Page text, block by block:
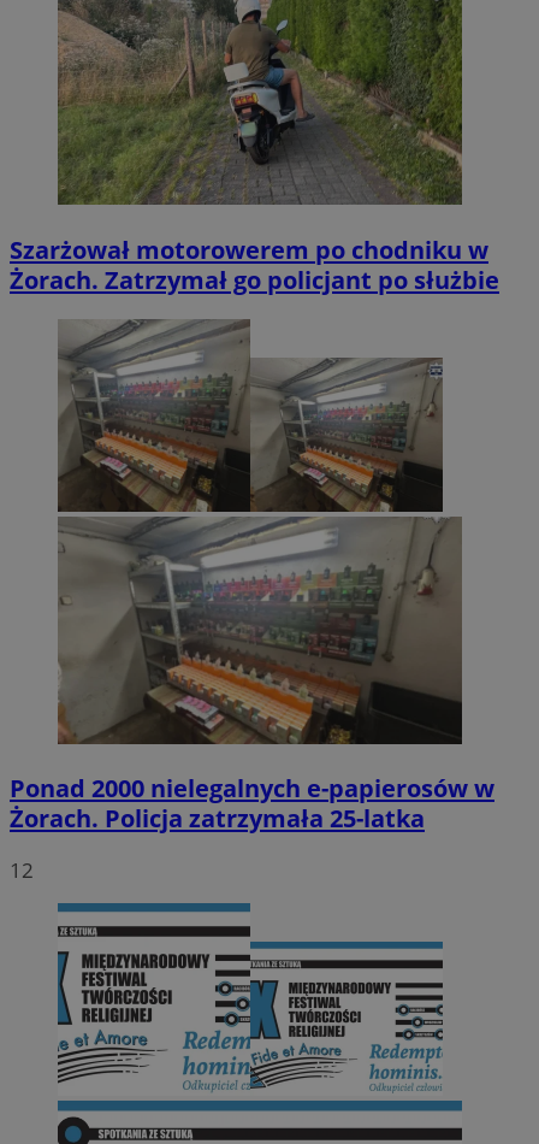
Szarżował motorowerem po chodniku w
Żorach. Zatrzymał go policjant po służbie
Ponad 2000 nielegalnych e-papierosów w
Żorach. Policja zatrzymała 25-latka
12